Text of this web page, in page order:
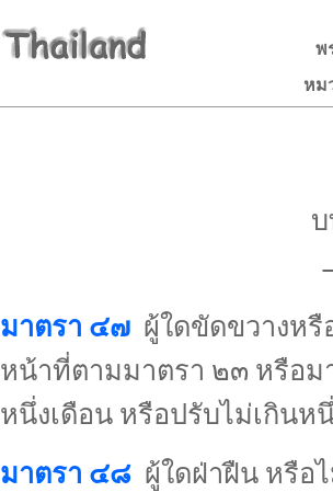
พ
หม
มาตรา ๔๗ผู้ใดขัดขวางหรื
หน้าที่ตามมาตรา ๒๓ หรือม
หนึ่งเดือน หรือปรับไม่เกิน
มาตรา ๔๘ ผู้ใดฝ่าฝืน หรือ